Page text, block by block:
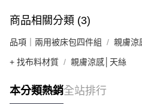
商品相關分類 (3)
品項｜兩用被床包四件組 親膚涼
+ 找布料材質 親膚涼感│天絲
本分類熱銷全站排行